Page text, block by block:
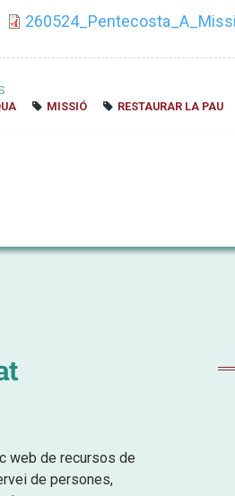
MISSIÓ RESTAURAR LA PAU
web de recursos de
de persones,